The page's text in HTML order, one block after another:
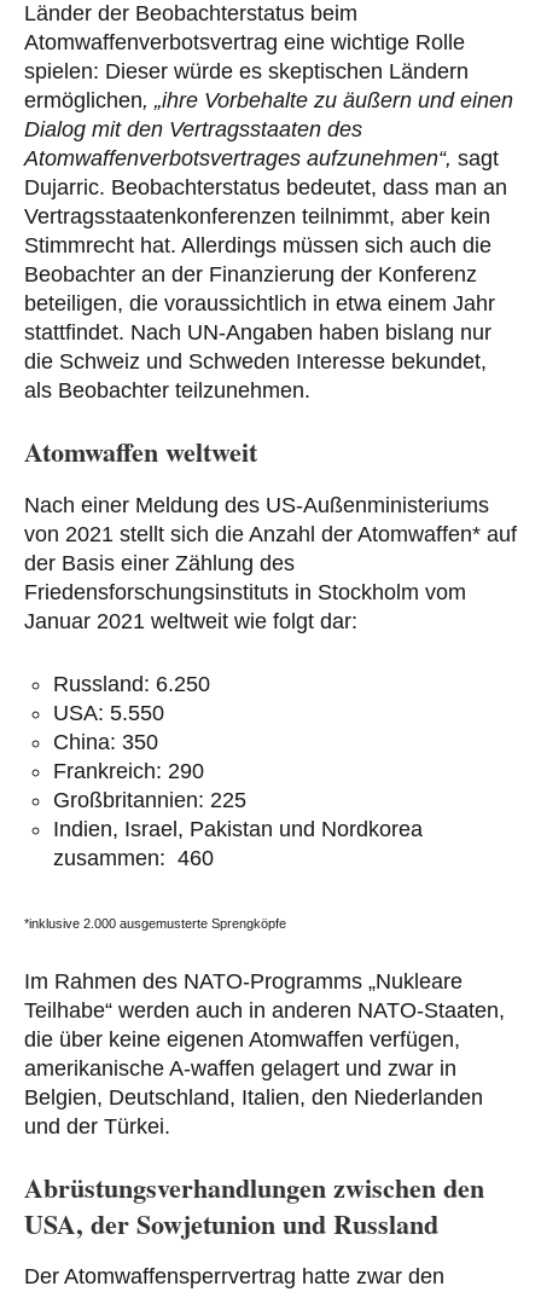
Länder der Beobachterstatus beim
Atomwaffenverbotsvertrag eine wichtige Rolle
spielen: Dieser würde es skeptischen Ländern
ermöglichen, „ihre Vorbehalte zu äußern und einen
Dialog mit den Vertragsstaaten des
Atomwaffenverbotsvertrages aufzunehmen“, sagt
Dujarric. Beobachterstatus bedeutet, dass man an
Vertragsstaatenkonferenzen teilnimmt, aber kein
Stimmrecht hat. Allerdings müssen sich auch die
Beobachter an der Finanzierung der Konferenz
beteiligen, die voraussichtlich in etwa einem Jahr
stattfindet. Nach UN-Angaben haben bislang nur
die Schweiz und Schweden Interesse bekundet,
als Beobachter teilzunehmen.
Atomwaffen weltweit
Nach einer Meldung des US-Außenministeriums
von 2021 stellt sich die Anzahl der Atomwaffen* auf
der Basis einer Zählung des
Friedensforschungsinstituts in Stockholm vom
Januar 2021 weltweit wie folgt dar:
Russland: 6.250
USA: 5.550
China: 350
Frankreich: 290
Großbritannien: 225
Indien, Israel, Pakistan und Nordkorea
zusammen: 460
*inklusive 2.000 ausgemusterte Sprengköpfe
Im Rahmen des NATO-Programms „Nukleare
Teilhabe“ werden auch in anderen NATO-Staaten,
die über keine eigenen Atomwaffen verfügen,
amerikanische A-waffen gelagert und zwar in
Belgien, Deutschland, Italien, den Niederlanden
und der Türkei.
Abrüstungsverhandlungen zwischen den
USA, der Sowjetunion und Russland
Der Atomwaffensperrvertrag hatte zwar den